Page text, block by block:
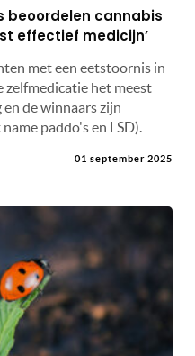
beoordelen cannabis
effectief medicijn’
met een eetstoornis in
zelfmedicatie het meest
de winnaars zijn
paddo's en LSD).
01 september 2025